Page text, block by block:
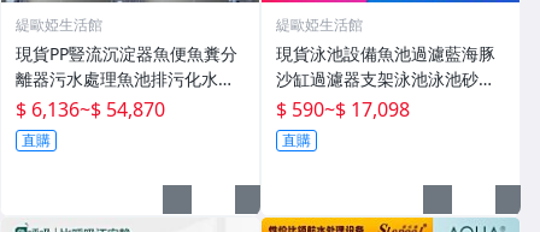
緹歐婭生活館
現貨PP豎流沉淀器魚便魚糞分
離器污水處理魚池排污化水產
殖設備
$ 6,136~$ 54,870
直購
緹歐婭生活館
現貨泳池設備魚池過濾藍海豚
沙缸過濾器支架泳池泳池砂缸
水泵機組
$ 590~$ 17,098
直購